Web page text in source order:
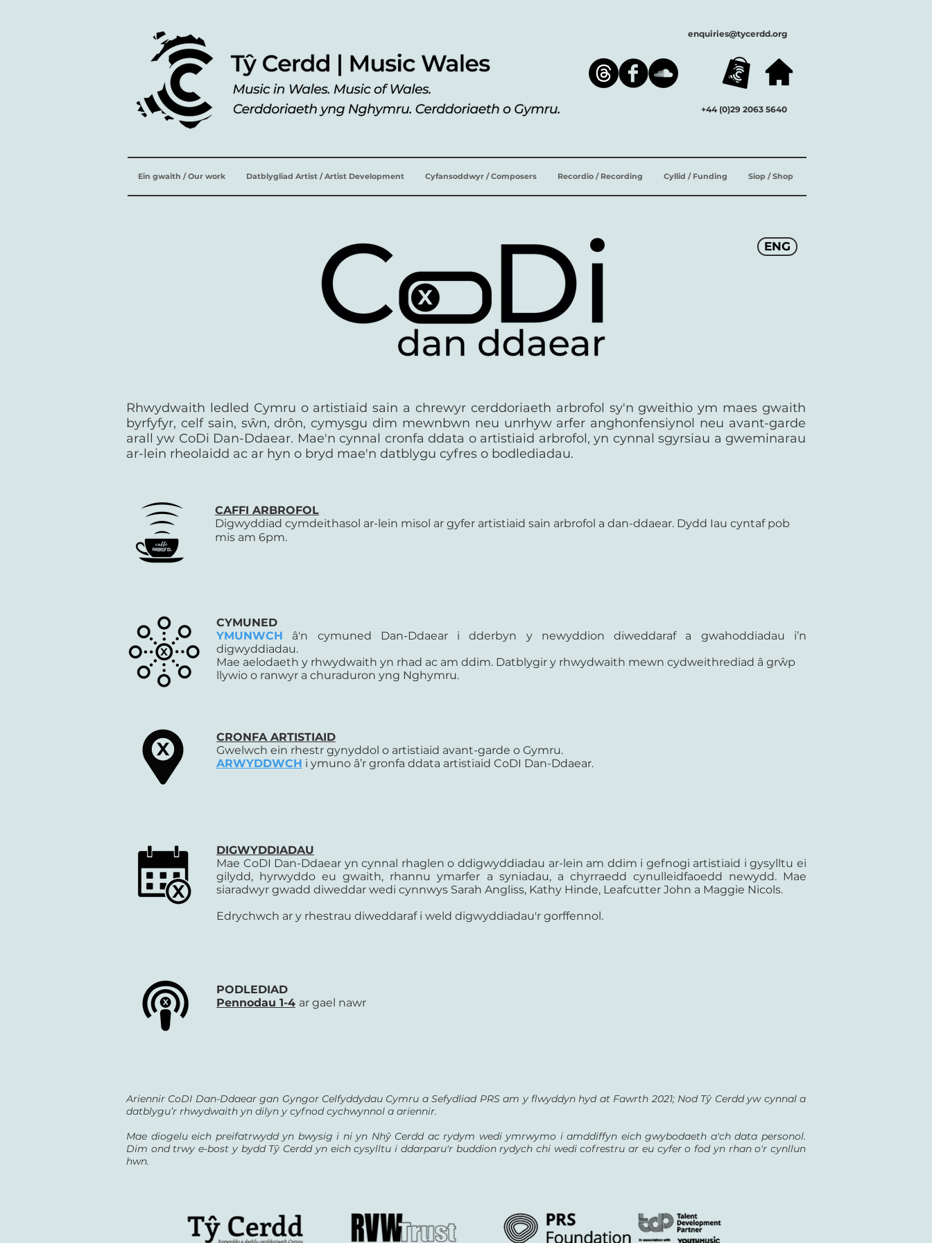
enquiries@tycerdd.org
+44 (0)29 2063 5640
Ein gwaith / Our work Datblygliad Artist / Artist Development Cyfansoddwyr / Composers Recordio / Recording Cyllid / Funding Siop / Shop
ENG
Rhwydwaith ledled Cymru o artistiaid sain a chrewyr cerddoriaeth arbrofol sy'n gweithio ym maes gwaith
byrfyfyr, celf sain, sŵn, drôn, cymysgu dim mewnbwn neu unrhyw arfer anghonfensiynol neu avant-garde
arall yw CoDi Dan-Ddaear. Mae'n cynnal cronfa ddata o artistiaid arbrofol, yn cynnal sgyrsiau a gweminarau
ar-lein rheolaidd ac ar hyn o bryd mae'n datblygu cyfres o bodlediadau.
CAFFI ARBROFOL
Digwyddiad cymdeithasol ar-lein misol ar gyfer artistiaid sain arbrofol a dan-ddaear. Dydd Iau cyntaf pob
mis am 6pm.
CYMUNED
YMUNWCH
â'n cymuned Dan-Ddaear i dderbyn y newyddion diweddaraf a gwahoddiadau i’n
digwyddiadau.
Mae aelodaeth y rhwydwaith yn rhad ac am ddim. Datblygir y rhwydwaith mewn cydweithrediad â grŵp
llywio o ranwyr a churaduron yng Nghymru.
CRONFA ARTISTIAID
Gwelwch ein rhestr gynyddol o artistiaid avant-garde o Gymru.
ARWYDDWCH i ymuno â’r gronfa ddata artistiaid CoDI Dan-Ddaear.
DIGWYDDIADAU
Mae CoDI Dan-Ddaear yn cynnal rhaglen o ddigwyddiadau ar-lein am ddim i gefnogi artistiaid i gysylltu ei
gilydd, hyrwyddo eu gwaith, rhannu ymarfer a syniadau, a chyrraedd cynulleidfaoedd newydd. Mae
siaradwyr gwadd diweddar wedi cynnwys Sarah Angliss, Kathy Hinde, Leafcutter John a Maggie Nicols.
Edrychwch ar y rhestrau diweddaraf i weld digwyddiadau'r gorffennol.
PODLEDIAD
Pennodau 1-4 ar gael nawr
Ariennir CoDI Dan-Ddaear gan Gyngor Celfyddydau Cymru a Sefydliad PRS am y flwyddyn hyd at Fawrth 2021; Nod Tŷ Cerdd yw cynnal a
datblygu’r rhwydwaith yn dilyn y cyfnod cychwynnol a ariennir.
Mae diogelu eich preifatrwydd yn bwysig i ni yn Nhŷ Cerdd ac rydym wedi ymrwymo i amddiffyn eich gwybodaeth a'ch data personol.
Dim ond trwy e-bost y bydd Tŷ Cerdd yn eich cysylltu i ddarparu'r buddion rydych chi wedi cofrestru ar eu cyfer o fod yn rhan o'r cynllun
hwn.